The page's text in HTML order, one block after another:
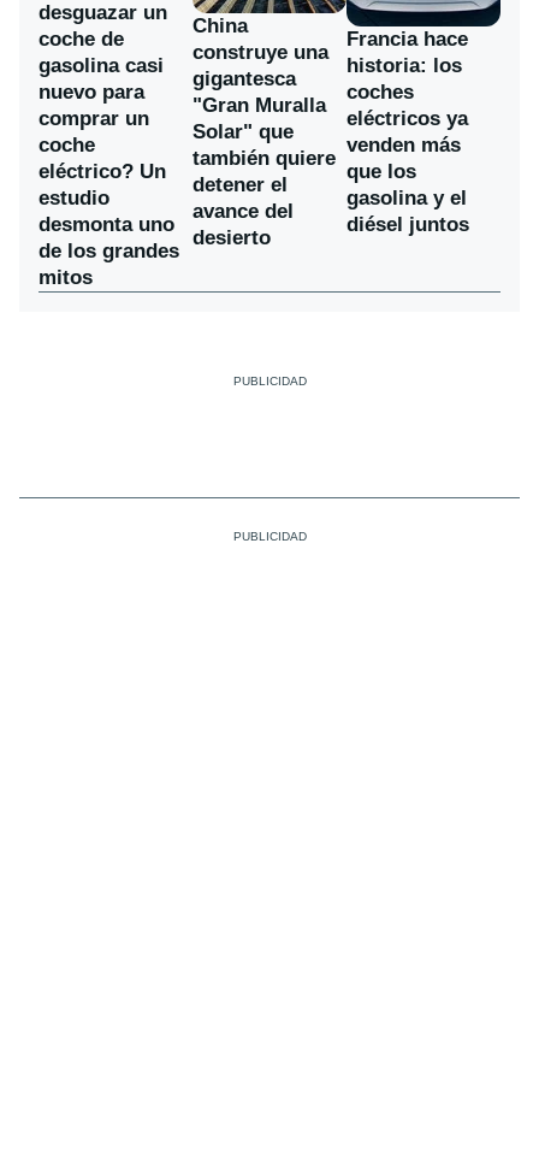
desguazar un
coche de
gasolina casi
nuevo para
comprar un
coche
eléctrico? Un
estudio
desmonta uno
de los grandes
mitos
China
construye una
gigantesca
"Gran Muralla
Solar" que
también quiere
detener el
avance del
desierto
Francia hace
historia: los
coches
eléctricos ya
venden más
que los
gasolina y el
diésel juntos